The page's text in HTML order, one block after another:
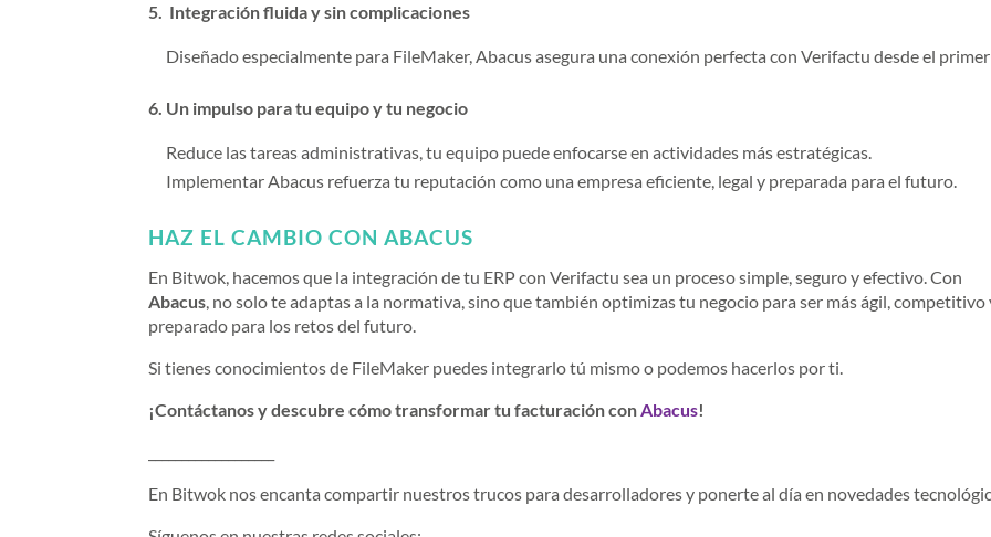
5. Integración fluida y sin complicaciones
Diseñado especialmente para FileMaker, Abacus asegura una conexión perfecta con Verifactu desde el
6. Un impulso para tu equipo y tu negocio
Reduce las tareas administrativas, tu equipo puede enfocarse en actividades más estratégicas.
Implementar Abacus refuerza tu reputación como una empresa eficiente, legal y preparada para el futuro.
HAZ EL CAMBIO CON ABACUS
En Bitwok, hacemos que la integración de tu ERP con Verifactu sea un proceso simple, seguro y efectivo. Con
Abacus, no solo te adaptas a la normativa, sino que también optimizas tu negocio para ser más ágil, competitivo
preparado para los retos del futuro.
Si tienes conocimientos de FileMaker puedes integrarlo tú mismo o podemos hacerlos por ti.
¡Contáctanos y descubre cómo transformar tu facturación conAbacus!
En Bitwok nos encanta compartir nuestros trucos para desarrolladores y ponerte al día en novedades